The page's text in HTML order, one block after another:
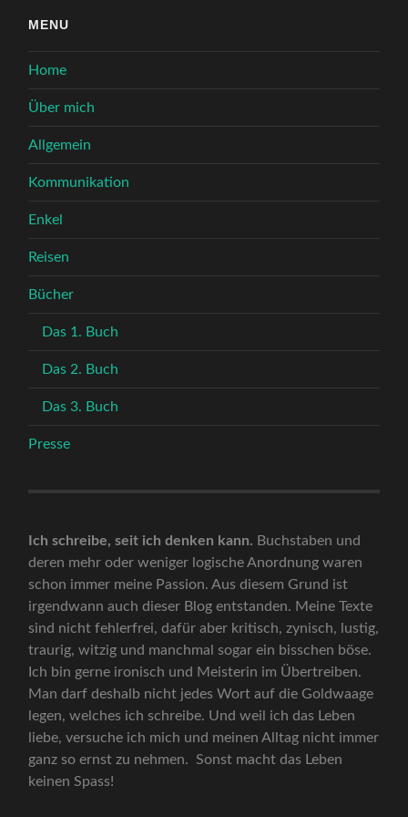
MENU
Home
Über mich
Allgemein
Kommunikation
Enkel
Reisen
Bücher
Das 1. Buch
Das 2. Buch
Das 3. Buch
Presse
Ich schreibe, seit ich denken kann. Buchstaben und
deren mehr oder weniger logische Anordnung waren
schon immer meine Passion. Aus diesem Grund ist
irgendwann auch dieser Blog entstanden. Meine Texte
sind nicht fehlerfrei, dafür aber kritisch, zynisch, lustig,
traurig, witzig und manchmal sogar ein bisschen böse.
Ich bin gerne ironisch und Meisterin im Übertreiben.
Man darf deshalb nicht jedes Wort auf die Goldwaage
legen, welches ich schreibe. Und weil ich das Leben
liebe, versuche ich mich und meinen Alltag nicht immer
ganz so ernst zu nehmen. Sonst macht das Leben
keinen Spass!